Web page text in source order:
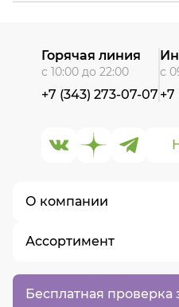
Бесплатная проверка
О компании
О нас
Контакты
Вакансии
Ассортимент
Горячая линия
с 10:00 до 22:00
+7 (343) 273-07-07
с
+7